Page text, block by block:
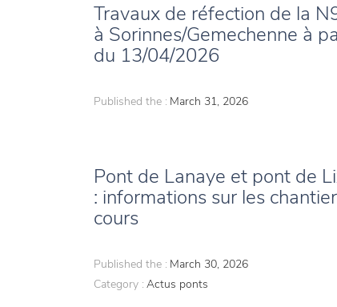
Travaux de réfection de la
à Sorinnes/Gemechenne à
du 13/04/2026
Published the : March 31, 2026
Pont de Lanaye et pont de
: informations sur les
cours
Published the : March 30, 2026
Category : Actus ponts